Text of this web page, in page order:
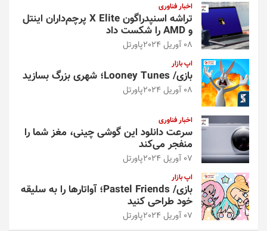
اخبار فناوری
تراشه اسنپدراگون X Elite پرچم‌داران اینتل
و AMD را شکست داد
08 آوریل 2024 پاورتل
اپ بازار
بازی/ Looney Tunes؛ شهری بزرگ بسازید
08 آوریل 2024 پاورتل
اخبار فناوری
سرعت دانلود این گوشی چینی، مغز شما را
منفجر می‌کند
07 آوریل 2024 پاورتل
اپ بازار
بازی/ Pastel Friends؛ آواتارها را به سلیقه
خود طراحی کنید
07 آوریل 2024 پاورتل